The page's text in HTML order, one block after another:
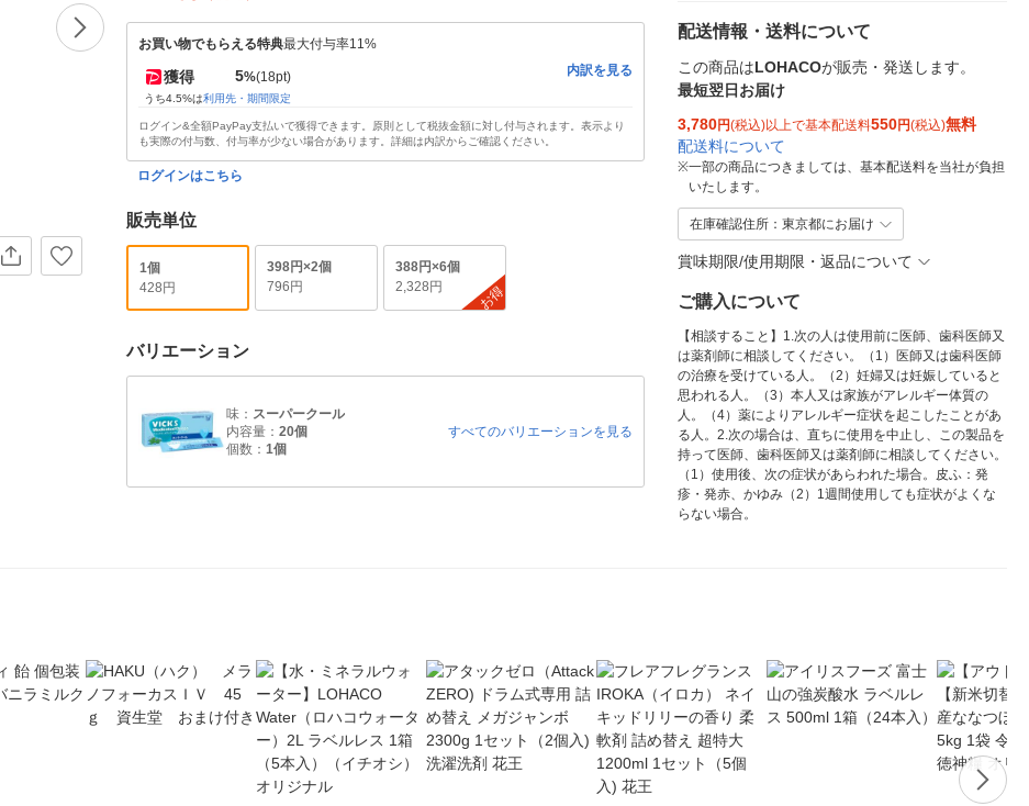
お買い物でもらえる特典最大付与率11%
獲得 5%(18pt)
うち4.5%は利用先・期間限定
内訳を見る
ログイン&全額PayPay支払いで獲得できます。原則として税抜金額に対し付与されます。表示より
も実際の付与数、付与率が少ない場合があります。詳細は内訳からご確認ください。
ログインはこちら
販売単位
1個
428円
398円×2個
796円
388円×6個
2,328円
お得
バリエーション
味： スーパークール
内容量： 20個
個数： 1個
すべてのバリエーションを見る
配送情報・送料について
この商品はLOHACOが販売・発送します。
最短翌日お届け
3,780円(税込)以上で基本配送料550円(税込)無料
配送料について
※一部の商品につきましては、基本配送料を当社が負担
いたします。
在庫確認住所：東京都にお届け
賞味期限/使用期限・返品について
ご購入について
【相談すること】1.次の人は使用前に医師、歯科医師又
は薬剤師に相談してください。（1）医師又は歯科医師
の治療を受けている人。（2）妊婦又は妊娠していると
思われる人。（3）本人又は家族がアレルギー体質の
人。（4）薬によりアレルギー症状を起こしたことがあ
る人。2.次の場合は、直ちに使用を中止し、この製品を
持って医師、歯科医師又は薬剤師に相談してください。
（1）使用後、次の症状があらわれた場合。皮ふ：発
疹・発赤、かゆみ（2）1週間使用しても症状がよくな
らない場合。